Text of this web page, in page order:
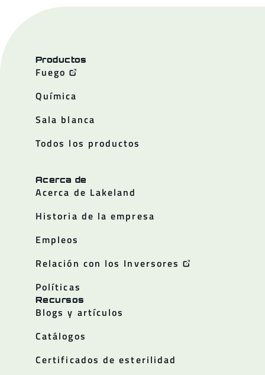
Productos
Fuego
Química
Sala blanca
Todos los productos
Acerca de
Acerca de Lakeland
Historia de la empresa
Empleos
Relación con los Inversores
Políticas
Recursos
Blogs y artículos
Catálogos
Certificados de esterilidad